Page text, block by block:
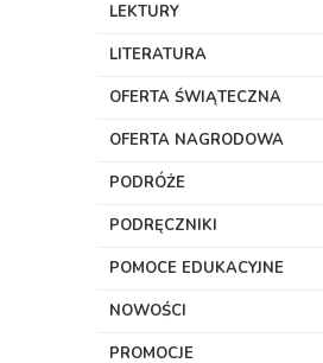
LEKTURY
LITERATURA
OFERTA ŚWIĄTECZNA
OFERTA NAGRODOWA
PODRÓŻE
PODRĘCZNIKI
POMOCE EDUKACYJNE
NOWOŚCI
PROMOCJE